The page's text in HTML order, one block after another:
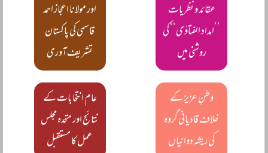
عقائد و نظریات
’’امداد الفتاوٰی‘‘ کی
روشنی میں
اور مولانا اعجاز احمد
قاسمی کی پاکستان
تشریف آوری
وطنِ عزیز کے
خلاف قادیانی گروہ
کی ریشہ دوانیاں
عام انتخابات کے
نتائج اور متحدہ مجلس
عمل کا مستقبل